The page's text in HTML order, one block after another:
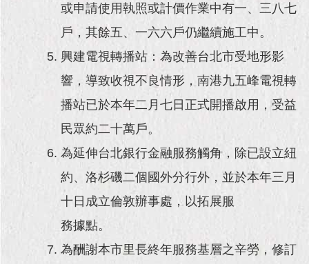
或申請使用執照或計價作業中有一、三八七
戶，其餘五、一六六戶仍繼續施工中。
興建電視轉播站：為改善台北市受地形影
響，導致收視不良情形，南港九五峰電視轉
播站已於本年二月七日正式開播啟用，受益
民眾約二十萬戶。
為延伸台北銀行金融服務觸角，除已設立紐
約、洛杉磯二個國外分行外，並於本年三月
十日成立倫敦辦事處，以拓展服
務據點。
為酬謝本市里長終年服務基層之辛勞，修訂